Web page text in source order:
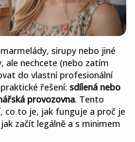
sirupy nebo jiné
ale nechcete (nebo zatím
do vlastní profesionální
řešení: sdílená nebo
provozovna. Tento
co to je, jak funguje a proč je
začít legálně a s minimem